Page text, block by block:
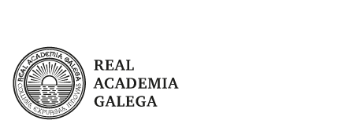
Real Academia Galega